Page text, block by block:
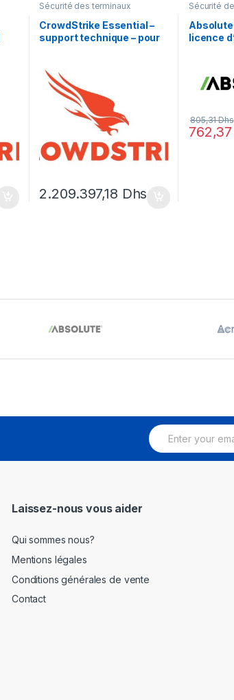
Sécurité des terminaux
CrowdStrike Essential –
support technique – pour
2.209.397,18 Dhs
Sécurité
licence
762,37
805,31Dhs
E
m
Laissez-nous vous aider
Qui sommes nous?
Mentions légales
Conditions générales de vente
Contact